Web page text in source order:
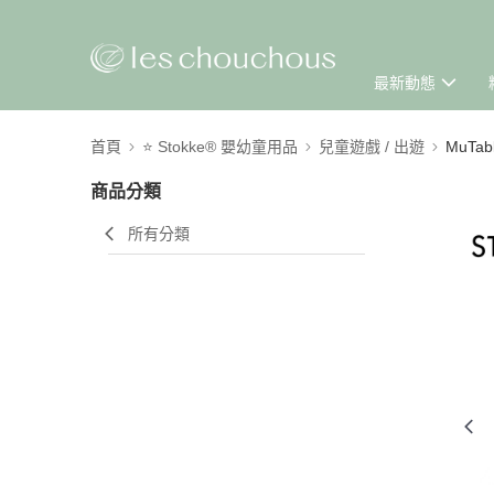
最新動態
首頁 ⭐ Stokke® 嬰幼童用品 兒童遊戲 / 出遊
商品分類
所有分類